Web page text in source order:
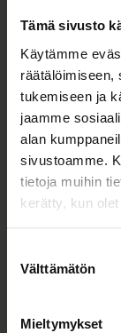
Tämä sivusto
Käytämme
räätälöimiseen,
tukemiseen ja
jaamme
alan
sivustoamme.
tietoja muihin
kerätty, kun
valinta
Välttämätön
Mieltymykset
2.6.2026 11:00
TERVE JA HYVÄ